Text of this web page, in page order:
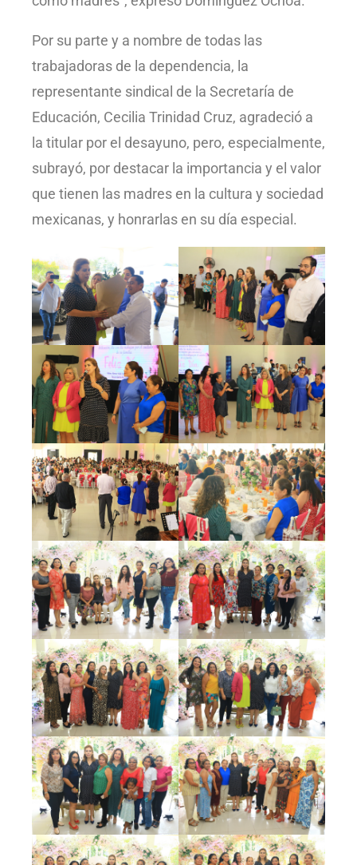
Por su parte y a nombre de todas las
trabajadoras de la dependencia, la
representante sindical de la Secretaría de
Educación, Cecilia Trinidad Cruz, agradeció a
la titular por el desayuno, pero, especialmente,
subrayó, por destacar la importancia y el valor
que tienen las madres en la cultura y sociedad
mexicanas, y honrarlas en su día especial.